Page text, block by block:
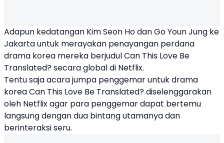
Adapun kedatangan Kim Seon Ho dan Go Youn Jung ke
Jakarta untuk merayakan penayangan perdana
drama korea mereka berjudul Can This Love Be
Translated? secara global di Netflix.
Tentu saja acara jumpa penggemar untuk drama
korea Can This Love Be Translated? diselenggarakan
oleh Netflix agar para penggemar dapat bertemu
langsung dengan dua bintang utamanya dan
berinteraksi seru.